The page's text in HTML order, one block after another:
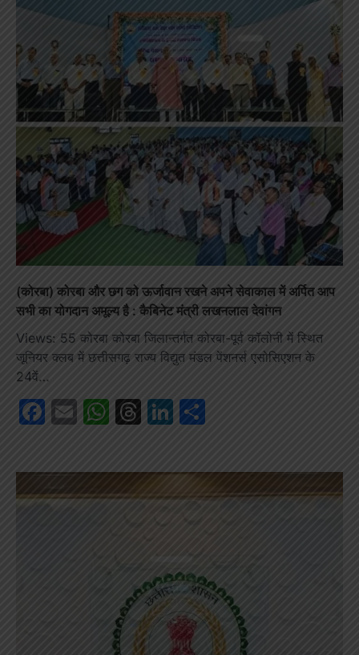
(कोरबा) कोरबा और छग को ऊर्जावान रखने अपने सेवाकाल में अर्पित आप
सभी का योगदान अमूल्य है : कैबिनेट मंत्री लखनलाल देवांगन
Views: 55 कोरबा कोरबा जिलान्तर्गत कोरबा-पूर्व कॉलोनी में स्थित
जूनियर क्लब में छत्तीसगढ़ राज्य विद्युत मंडल पेंशनर्स एसोसिएशन के
24वें…
Facebook
EmailWhatsApp
Threads
LinkedIn